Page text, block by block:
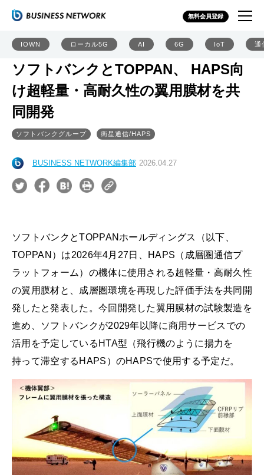
無料会員登録
IOWN ローカル5G AI 6G IoT 通
ソフトバンクとTOPPAN、 HAPS向
け超軽量・高耐久性の翼用膜材を共
同開発
ソフトバンクグループ 衛星通信/HAPS
BUSINESS NETWORK編集部 2026.04.27
ソフトバンクとTOPPANホールディングス（以下、
TOPPAN）は2026年4月27日、HAPS（成層圏通信プ
ラットフォーム）の機体に使用される超軽量・高耐久性
の翼用膜材と、成層圏環境を再現した評価手法を共同開
発したと発表した。今回開発した翼用膜材の試験製造を
進め、ソフトバンクが2029年以降に商用サービスでの
活用を予定しているHTA型（飛行機のように揚力を
持って滞空するHAPS）のHAPSで使用する予定だ。